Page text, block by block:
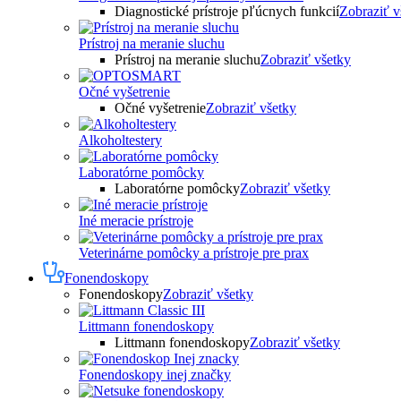
Diagnostické prístroje pľúcnych funkciíZobraziť
Prístroj na meranie sluchu
Prístroj na meranie sluchuZobraziť všetky
Očné vyšetrenie
Očné vyšetrenieZobraziť všetky
Alkoholtestery
Laboratórne pomôcky
Laboratórne pomôckyZobraziť všetky
Iné meracie prístroje
Veterinárne pomôcky a prístroje pre prax
Fonendoskopy
FonendoskopyZobraziť všetky
Littmann fonendoskopy
Littmann fonendoskopyZobraziť všetky
Fonendoskopy inej značky